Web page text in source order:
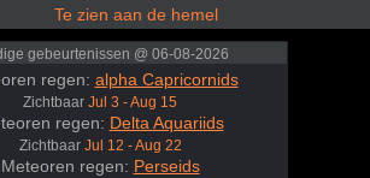
Te zien aan de hemel
gebeurtenissen @ 06-08-2026
regen: alpha Capricornids
Zichtbaar Jul 3 - Aug 15
regen: Delta Aquariids
Zichtbaar Jul 12 - Aug 22
Meteoren regen: Perseids